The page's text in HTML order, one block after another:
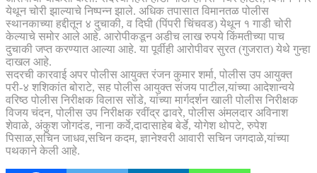
येथून चोरी झाल्याचे निष्पन्न झाले. अधिक तपासात विमानतळ पोलीस
स्थानकाच्या हद्दीतून ४ दुचाकी, व दिघी (पिंपरी चिंचवड) येथून १ गाडी चोरी
केल्याचे समोर आले आहे. आरोपीकडून अडीच लाख रुपये किंमतीच्या पाच
दुचाकी जप्त करण्यात आल्या आहे. या पूर्वीही आरोपीवर सुरत (गुजरात) येथे गुन्हा
दाखल आहे.
सदरची कारवाई अपर पोलीस आयुक्त रंजन कुमार शर्मा, पोलीस उप आयुक्त
परी-४ शशिकांत बोराटे, सह पोलीस आयुक्त संजय पाटील,यांच्या आदेशान्वये
वरिष्ठ पोलीस निरीक्षक विलास सोंडे, यांच्या मार्गदर्शन खाली पोलीस निरीक्षक
विजय चंदन, पोलीस उप निरीक्षक रवींद्र ढावरे, पोलीस अंमलदार अविनाश
शेवाळे, अंकुश जोगदंड, नाना कर्वे,दादासाहेब बेर्डे, योगेश थोपटे, रुपेश
पिसाळ,सचिन जाधव,सचिन कदम, ज्ञानेश्वरी आवारी सचिन जगदाळे,यांच्या
पथकाने केली आहे.